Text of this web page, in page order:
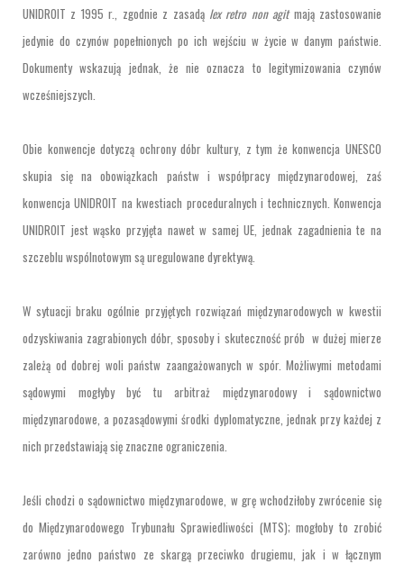
UNIDROIT z 1995 r., zgodnie z zasadą lex retro non agitmają zastosowanie
jedynie do czynów popełnionych po ich wejściu w życie w danym państwie.
Dokumenty wskazują jednak, że nie oznacza to legitymizowania czynów
wcześniejszych.
Obie konwencje dotyczą ochrony dóbr kultury, z tym że konwencja UNESCO
skupia się na obowiązkach państw i współpracy międzynarodowej, zaś
konwencja UNIDROIT na kwestiach proceduralnych i technicznych. Konwencja
UNIDROIT jest wąsko przyjęta nawet w samej UE, jednak zagadnienia te na
szczeblu wspólnotowym są uregulowane dyrektywą.
W sytuacji braku ogólnie przyjętych rozwiązań międzynarodowych w kwestii
odzyskiwania zagrabionych dóbr, sposoby i skuteczność prób w dużej mierze
zależą od dobrej woli państw zaangażowanych w spór. Możliwymi metodami
sądowymi mogłyby być tu arbitraż międzynarodowy i sądownictwo
międzynarodowe, a pozasądowymi środki dyplomatyczne, jednak przy każdej z
nich przedstawiają się znaczne ograniczenia.
Jeśli chodzi o sądownictwo międzynarodowe, w grę wchodziłoby zwrócenie się
do Międzynarodowego Trybunału Sprawiedliwości (MTS); mogłoby to zrobić
zarówno jedno państwo ze skargą przeciwko drugiemu, jak i w łącznym